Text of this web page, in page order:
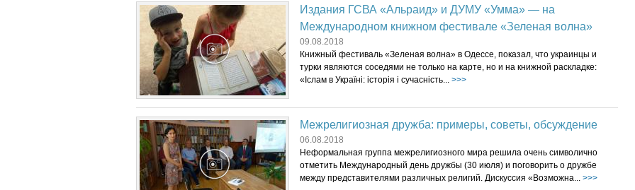
Издания ГСВА «Альраид» и ДУМУ «Умма» — на
Международном книжном фестивале «Зеленая волна»
09.08.2018
Книжный фестиваль «Зеленая волна» в Одессе, показал, что украинцы и
турки являются соседями не только на карте, но и на книжной раскладке:
«Іслам в Україні: історія і сучасність... >>>
Межрелигиозная дружба: примеры, советы, обсуждение
06.08.2018
Неформальная группа межрелигиозного мира решила очень символично
отметить Международный день дружбы (30 июля) и поговорить о дружбе
между представителями различных религий. Дискуссия «Возможна... >>>